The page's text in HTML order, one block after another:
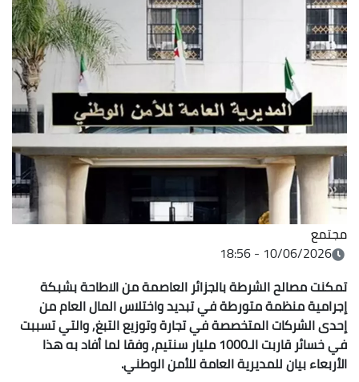
مجتمع
10/06/2026 - 18:56
تمكنت مصالح الشرطة بالجزائر العاصمة من الاطاحة بشبكة
إجرامية منظمة متورطة في تبديد واختلاس المال العام من
إحدى الشركات المتخصصة في تجارة وتوزيع التبغ, والتي تسببت
في خسائر قاربت الـ1000 مليار سنتيم, وفقا لما أفاد به هذا
الأربعاء بيان للمديرية العامة للأمن الوطني.